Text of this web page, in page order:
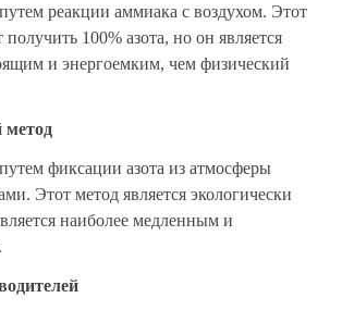
реакции аммиака с воздухом. Этот
получить 100% азота, но он является
и энергоемким, чем физический
метод
фиксации азота из атмосферы
Этот метод является экологически
наиболее медленным и